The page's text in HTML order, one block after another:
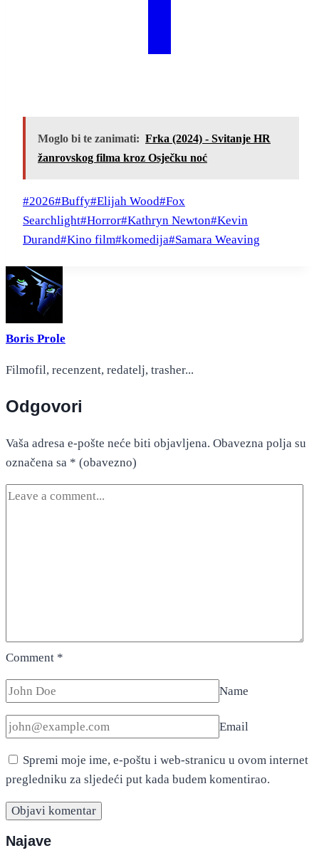
Moglo bi te zanimati: Frka (2024) - Svitanje HR
žanrovskog filma kroz Osječku noć
Post
Tags:
#2026#Buffy#Elijah Wood#Fox
Searchlight#Horror#Kathryn Newton#Kevin
Durand#Kino film#komedija#Samara Weaving
Boris Prole
Filmofil, recenzent, redatelj, trasher...
Odgovori
Vaša adresa e-pošte neće biti objavljena. Obavezna polja su
označena sa * (obavezno)
Comment *
Name
Email
Spremi moje ime, e-poštu i web-stranicu u ovom internet
pregledniku za sljedeći put kada budem komentirao.
Najave